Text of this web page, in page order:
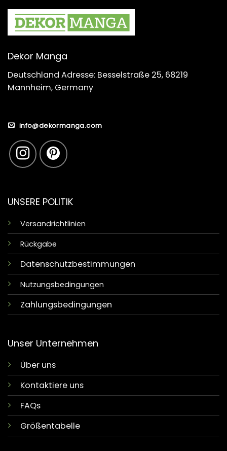
Dekor Manga
Deutschland Adresse: Besselstraße 25, 68219
Mannheim, Germany
info@dekormanga.com
UNSERE POLITIK
Versandrichtlinien
Rückgabe
Datenschutzbestimmungen
Nutzungsbedingungen
Zahlungsbedingungen
Unser Unternehmen
Über uns
Kontaktiere uns
FAQs
Größentabelle